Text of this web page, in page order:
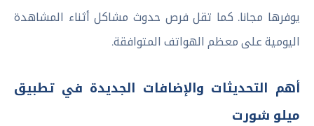
يوفرها مجانا. كما تقل فرص حدوث مشاكل أثناء المشاهدة
اليومية على معظم الهواتف المتوافقة.
أهم التحديثات والإضافات الجديدة في تطبيق
ميلو شورت